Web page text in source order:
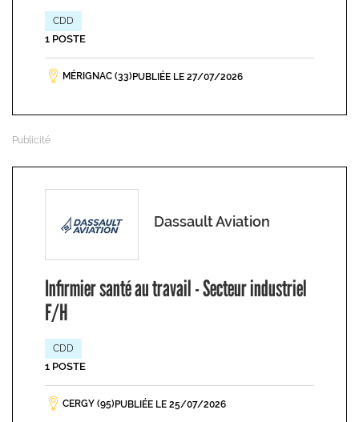
CDD
1 POSTE
MÉRIGNAC (33) PUBLIÉE LE 27/07/2026
Dassault Aviation
Infirmier santé au travail - Secteur industriel
F/H
CDD
1 POSTE
CERGY (95) PUBLIÉE LE 25/07/2026